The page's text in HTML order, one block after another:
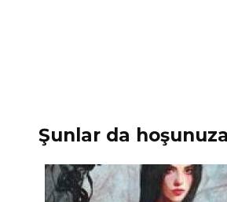
Şunlar da